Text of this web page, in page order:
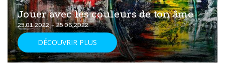
Jouer avec les couleurs de ton âme
25.01.2022 - 25.06.2022
DÉCOUVRIR PLUS